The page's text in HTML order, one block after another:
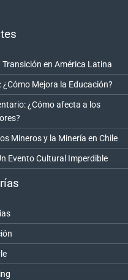
en América Latina
Mejora la Educación?
¿Cómo afecta a los
Mineros y la Minería en Chile
Evento Cultural Imperdible